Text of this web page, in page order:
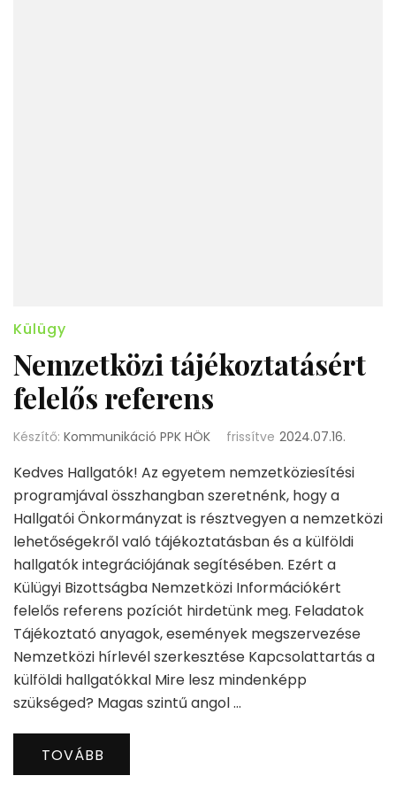
Külügy
Nemzetközi tájékoztatásért
felelős referens
Készítő: Kommunikáció PPK HÖK frissítve 2024.07.16.
Kedves Hallgatók! Az egyetem nemzetköziesítési
programjával összhangban szeretnénk, hogy a
Hallgatói Önkormányzat is résztvegyen a nemzetközi
lehetőségekről való tájékoztatásban és a külföldi
hallgatók integrációjának segítésében. Ezért a
Külügyi Bizottságba Nemzetközi Információkért
felelős referens pozíciót hirdetünk meg. Feladatok
Tájékoztató anyagok, események megszervezése
Nemzetközi hírlevél szerkesztése Kapcsolattartás a
külföldi hallgatókkal Mire lesz mindenképp
szükséged? Magas szintű angol …
TOVÁBB